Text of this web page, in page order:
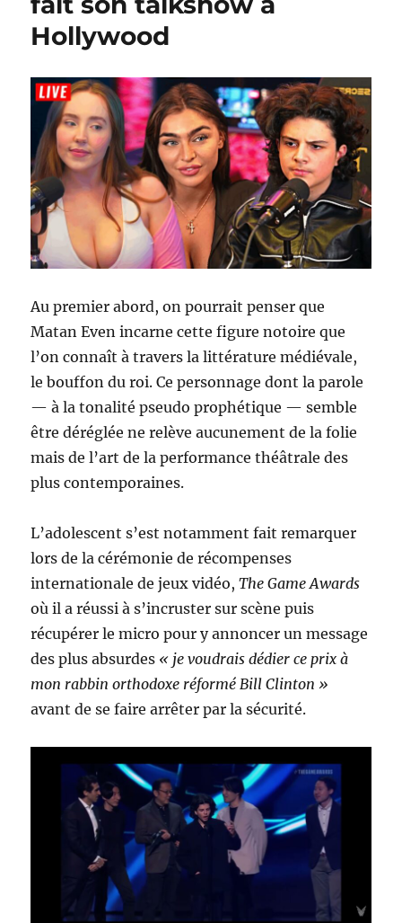
Hollywood
Au premier abord, on pourrait penser que
Matan Even incarne cette figure notoire que
l’on connaît à travers la littérature médiévale,
le bouffon du roi. Ce personnage dont la parole
— à la tonalité pseudo prophétique — semble
être déréglée ne relève aucunement de la folie
mais de l’art de la performance théâtrale des
plus contemporaines.
L’adolescent s’est notamment fait remarquer
lors de la cérémonie de récompenses
internationale de jeux vidéo,The Game Awards
où il a réussi à s’incruster sur scène puis
récupérer le micro pour y annoncer un message
des plus absurdes « je voudrais dédier ce prix à
mon rabbin orthodoxe réformé Bill Clinton »
avant de se faire arrêter par la sécurité.